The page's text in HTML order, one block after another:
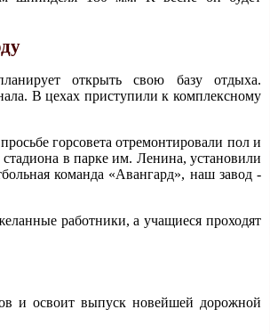
открыть свою базу отдыха.
В цехах приступили к комплексному
горсовета отремонтировали пол и
в парке им. Ленина, установили
команда «Авангард», наш завод -
работники, а учащиеся проходят
и освоит выпуск новейшей дорожной